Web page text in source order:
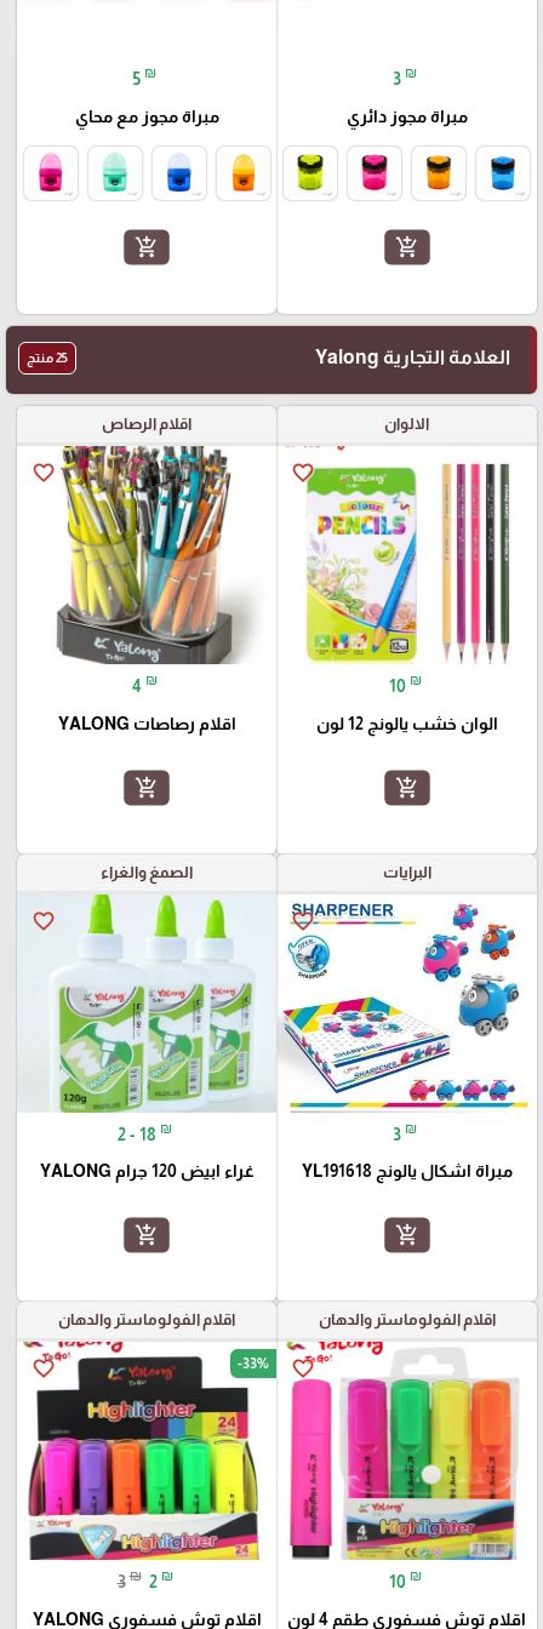
3 ₪
مبراة مجوز دائري
add_shopping_cart
5 ₪
مبراة مجوز مع محاي
add_shopping_cart
العلامة التجارية Yalong 25 منتج
الالوان
favorite_border
10 ₪
الوان خشب يالونج 12 لون
add_shopping_cart
اقلام الرصاص
favorite_border
4 ₪
اقلام رصاصات YALONG
add_shopping_cart
البرايات
favorite_border
3 ₪
مبراة اشكال يالونج YL191618
add_shopping_cart
الصمغ والغراء
favorite_border
2 - 18 ₪
غراء ابيض 120 جرام YALONG
add_shopping_cart
اقلام الفولوماستر والدهان
favorite_border
10 ₪
اقلام توش فسفوري طقم 4 لون
اقلام الفولوماستر والدهان
favorite_border -33%
3 ₪ 2 ₪
اقلام توش فسفوري YALONG